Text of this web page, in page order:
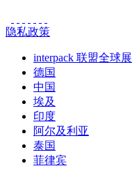
隐私政策
interpack 联盟全球展
德国
中国
埃及
印度
阿尔及利亚
泰国
菲律宾